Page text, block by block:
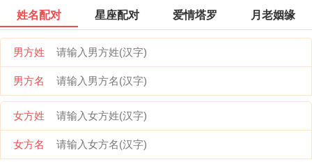
姓名配对 星座配对 爱情塔罗 月老姻缘
男方姓
男方名
女方姓
女方名